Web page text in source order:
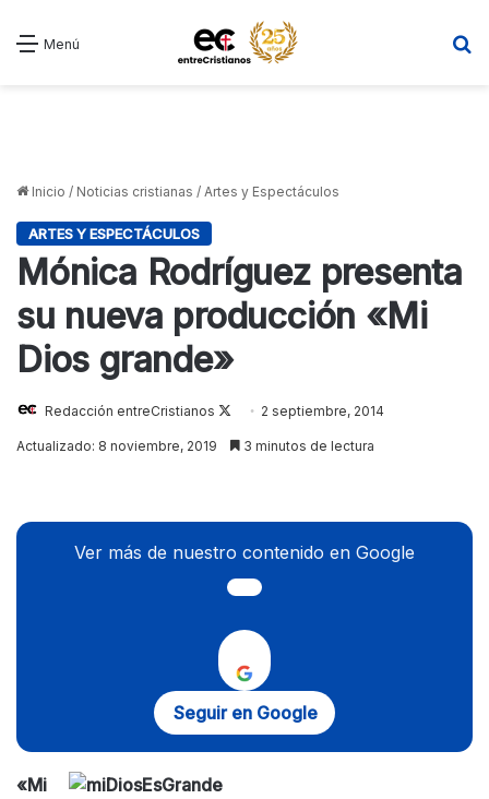
Menú
Inicio / Noticias cristianas / Artes y Espectáculos
ARTES Y ESPECTÁCULOS
Mónica Rodríguez presenta
su nueva producción «Mi
Dios grande»
Redacción entreCristianos
Follow
on
2 septiembre, 2014
Actualizado: 8 noviembre, 2019 3 minutos de lectura
Ver más de nuestro contenido en Google
Seguir en Google
«Mi